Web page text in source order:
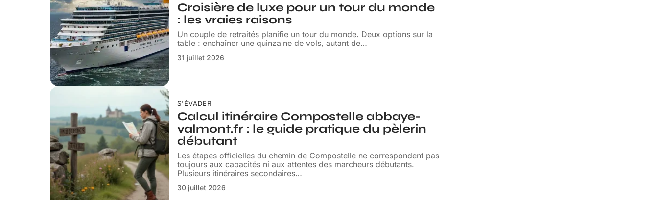
Croisière de luxe pour un tour du monde
: les vraies raisons
Un couple de retraités planifie un tour du monde. Deux options sur la
table : enchaîner une quinzaine de vols, autant de…
31 juillet 2026
S'ÉVADER
Calcul itinéraire Compostelle abbaye-
valmont.fr : le guide pratique du pèlerin
débutant
Les étapes officielles du chemin de Compostelle ne correspondent pas
toujours aux capacités ni aux attentes des marcheurs débutants.
Plusieurs itinéraires secondaires…
30 juillet 2026